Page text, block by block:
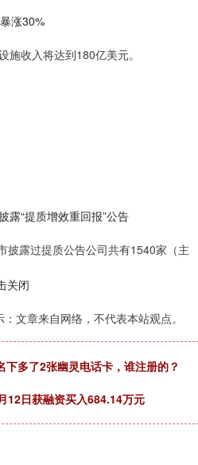
涨30%
施收入将达到180亿美元。
露“提质增效重回报”公告
披露过提质公告公司共有1540家（主
关闭
文章来自网络，不代表本站观点。
下多了2张幽灵电话卡，谁注册的？
12日获融资买入684.14万元